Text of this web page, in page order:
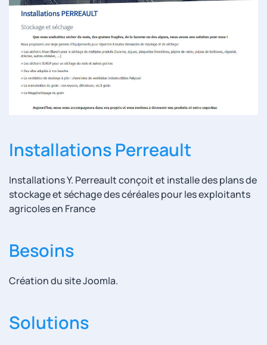
Installations Perreault
Installations Y. Perreault conçoit et installe des plans de
stockage et séchage des céréales pour les exploitants
agricoles en France
Besoins
Création du site Joomla.
Solutions